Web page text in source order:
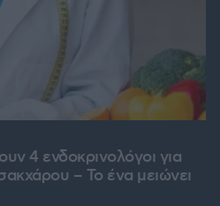
4 ενδοκρινολόγοι για
– Το ένα μειώνει